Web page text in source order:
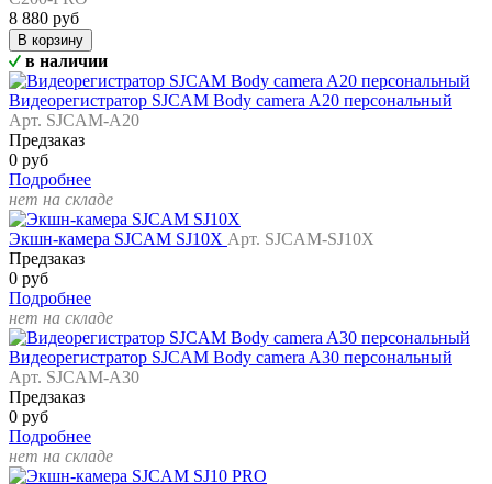
8 880 руб
В корзину
в наличии
Видеорегистратор SJCAM Body camera A20 персональный
Арт. SJCAM-A20
Предзаказ
0 руб
Подробнее
нет на складе
Экшн-камера SJCAM SJ10X Арт. SJCAM-SJ10X
Предзаказ
0 руб
Подробнее
нет на складе
Видеорегистратор SJCAM Body camera A30 персональный
Арт. SJCAM-A30
Предзаказ
0 руб
Подробнее
нет на складе